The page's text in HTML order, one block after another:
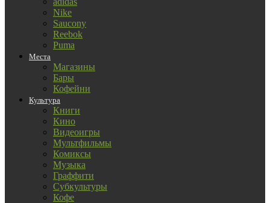
Nike
Saucony
Reebok
Puma
Места
Магазины
Бары
Кофейни
Культура
Книги
Кино
Видеоигры
Мультфильмы
Комиксы
Музыка
Граффити
Субкультуры
Кофе